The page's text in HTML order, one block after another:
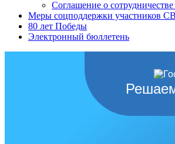
Соглашение о сотрудничестве
Меры соцподдержки участников
80 лет Победы
Электронный бюллетень